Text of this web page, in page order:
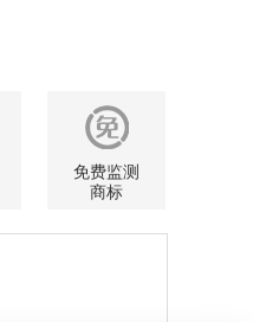
免费监测
商标